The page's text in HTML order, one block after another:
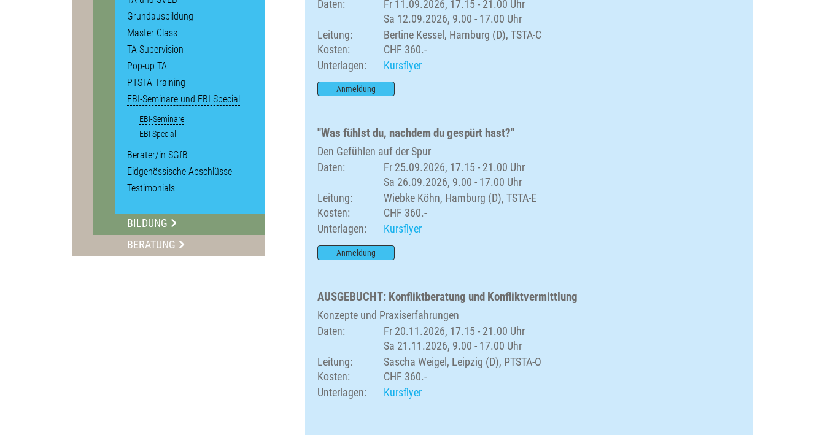
Grundausbildung
Master Class
TA Supervision
Pop-up TA
PTSTA-Training
EBI-Seminare und EBI Special
EBI-Seminare
EBI Special
Berater/in SGfB
Eidgenössische Abschlüsse
Testimonials
BILDUNG
BERATUNG
Daten:
Fr 11.09.2026, 17.15 - 21.00 Uhr
Sa 12.09.2026, 9.00 - 17.00 Uhr
Leitung:
Bertine Kessel, Hamburg (D), TSTA-C
Kosten:
CHF 360.-
Unterlagen:
Kursflyer
Anmeldung
"Was fühlst du, nachdem du gespürt hast?"
Den Gefühlen auf der Spur
Daten:
Fr 25.09.2026, 17.15 - 21.00 Uhr
Sa 26.09.2026, 9.00 - 17.00 Uhr
Leitung:
Wiebke Köhn, Hamburg (D), TSTA-E
Kosten:
CHF 360.-
Unterlagen:
Kursflyer
Anmeldung
AUSGEBUCHT: Konfliktberatung und Konfliktvermittlung
Konzepte und Praxiserfahrungen
Daten:
Fr 20.11.2026, 17.15 - 21.00 Uhr
Sa 21.11.2026, 9.00 - 17.00 Uhr
Leitung:
Sascha Weigel, Leipzig (D), PTSTA-O
Kosten:
CHF 360.-
Unterlagen:
Kursflyer